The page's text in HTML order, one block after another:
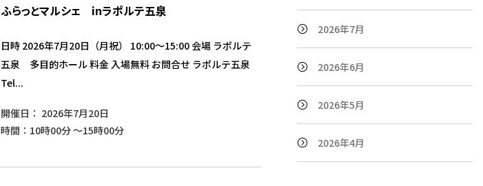
ふらっとマルシェ inラポルテ五泉
日時 2026年7月20日（月祝） 10:00～15:00 会場 ラポルテ
五泉 多目的ホール 料金 入場無料 お問合せ ラポルテ五泉
Tel...
開催日： 2026年7月20日
時間：10時00分 ～15時00分
2026年7月
2026年6月
2026年5月
2026年4月